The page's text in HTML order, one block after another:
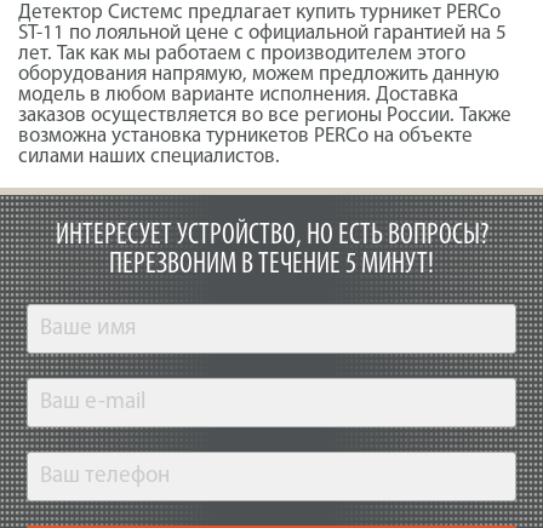
Детектор Системс предлагает купить турникет PERCo
ST-11 по лояльной цене с официальной гарантией на 5
лет. Так как мы работаем с производителем этого
оборудования напрямую, можем предложить данную
модель в любом варианте исполнения. Доставка
заказов осуществляется во все регионы России. Также
возможна установка турникетов PERCo на объекте
силами наших специалистов.
ИНТЕРЕСУЕТ УСТРОЙСТВО, НО ЕСТЬ ВОПРОСЫ?
ПЕРЕЗВОНИМ В ТЕЧЕНИЕ 5 МИНУТ!